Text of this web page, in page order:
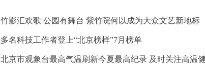
竹影汇欢歌 公园有舞台 紫竹院何以成为大众文艺新地标
多名科技工作者登上“北京榜样”7月榜单
北京市观象台最高气温刷新今夏最高纪录 及时关注高温